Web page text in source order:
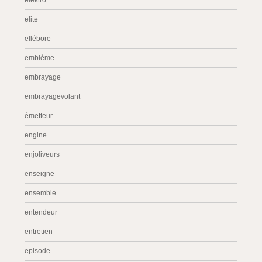
elite
ellébore
emblème
embrayage
embrayagevolant
émetteur
engine
enjoliveurs
enseigne
ensemble
entendeur
entretien
episode